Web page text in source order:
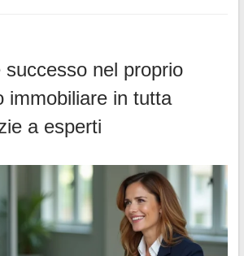
successo nel proprio
immobiliare in tutta
a esperti